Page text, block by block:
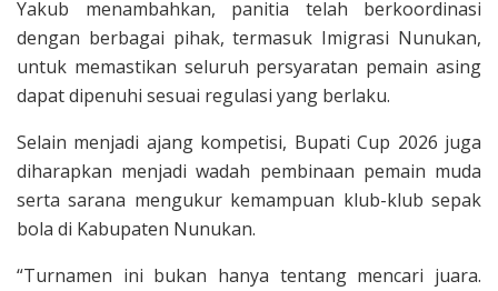
Yakub menambahkan, panitia telah berkoordinasi
dengan berbagai pihak, termasuk Imigrasi Nunukan,
untuk memastikan seluruh persyaratan pemain asing
dapat dipenuhi sesuai regulasi yang berlaku.
Selain menjadi ajang kompetisi, Bupati Cup 2026 juga
diharapkan menjadi wadah pembinaan pemain muda
serta sarana mengukur kemampuan klub-klub sepak
bola di Kabupaten Nunukan.
“Turnamen ini bukan hanya tentang mencari juara.